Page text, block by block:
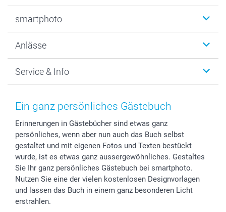
Fotogeschenke
MyNameBook
Fotoabzüge, Fotos als Buch & Poster
Zubehör & Material
Foto-Kalender & Agenden
Sticker & Etiketten
Geschenk-Gutscheine (PDF)
smartphoto
Warum smartphoto
Datenschutz
AGB
Impressum
Presse
Partnerprogramme
Investor Relations
B2B smartbusiness
Widerrufsrecht
Anlässe
Neujahr
Muttertag
Vatertag
Kommunion & Konfirmation
Hochzeit
Geburtstag
Geburt
Zu allen Anlässen
Service & Info
Anmelden /Registrieren
Preise und Versandkosten
Lieferfristen
72h Lieferung
Zahlungsmöglichkeiten
Sitemap
Status der Bestellung
smartfriends
smartgarantie
Ein ganz persönliches Gästebuch
Erinnerungen in Gästebücher sind etwas ganz
persönliches, wenn aber nun auch das Buch selbst
gestaltet und mit eigenen Fotos und Texten bestückt
wurde, ist es etwas ganz aussergewöhnliches. Gestaltes
Sie Ihr ganz persönliches Gästebuch bei smartphoto.
Nutzen Sie eine der vielen kostenlosen Designvorlagen
und lassen das Buch in einem ganz besonderen Licht
erstrahlen.